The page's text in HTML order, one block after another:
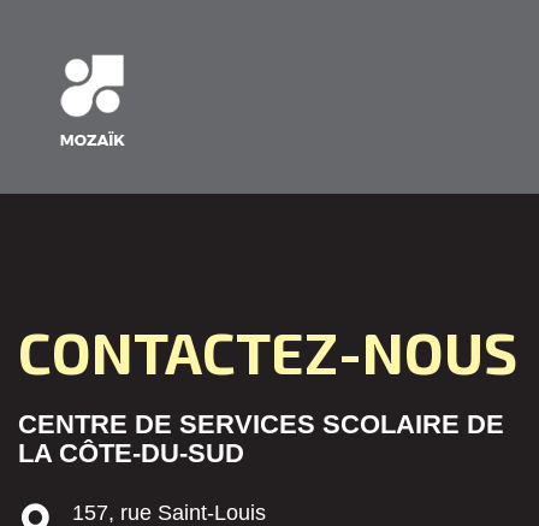
CONTACTEZ-NOUS
CENTRE DE SERVICES SCOLAIRE DE
LA CÔTE-DU-SUD
157, rue Saint-Louis